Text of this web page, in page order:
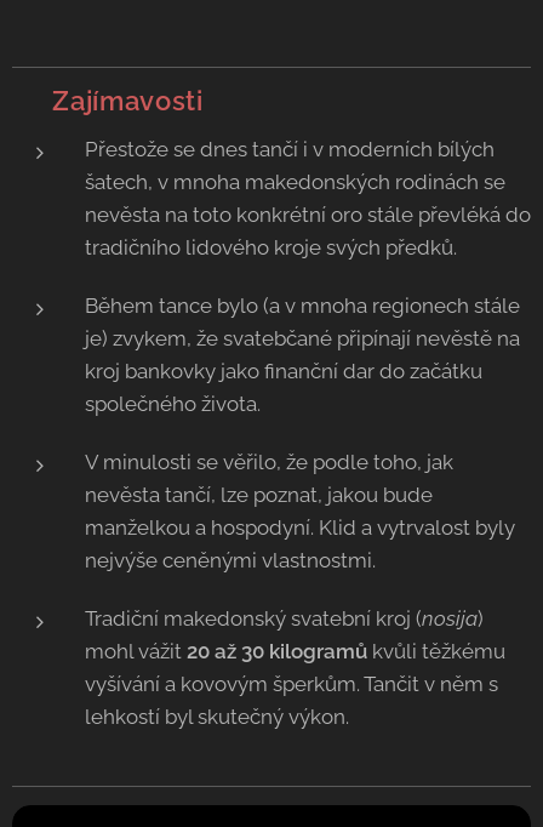
💡 Zajímavosti
Přestože se dnes tančí i v moderních bílých
šatech, v mnoha makedonských rodinách se
nevěsta na toto konkrétní oro stále převléká do
tradičního lidového kroje svých předků.
Během tance bylo (a v mnoha regionech stále
je) zvykem, že svatebčané připínají nevěstě na
kroj bankovky jako finanční dar do začátku
společného života.
V minulosti se věřilo, že podle toho, jak
nevěsta tančí, lze poznat, jakou bude
manželkou a hospodyní. Klid a vytrvalost byly
nejvýše ceněnými vlastnostmi.
Tradiční makedonský svatební kroj (nosija)
mohl vážit 20 až 30 kilogramů kvůli těžkému
vyšívání a kovovým šperkům. Tančit v něm s
lehkostí byl skutečný výkon.